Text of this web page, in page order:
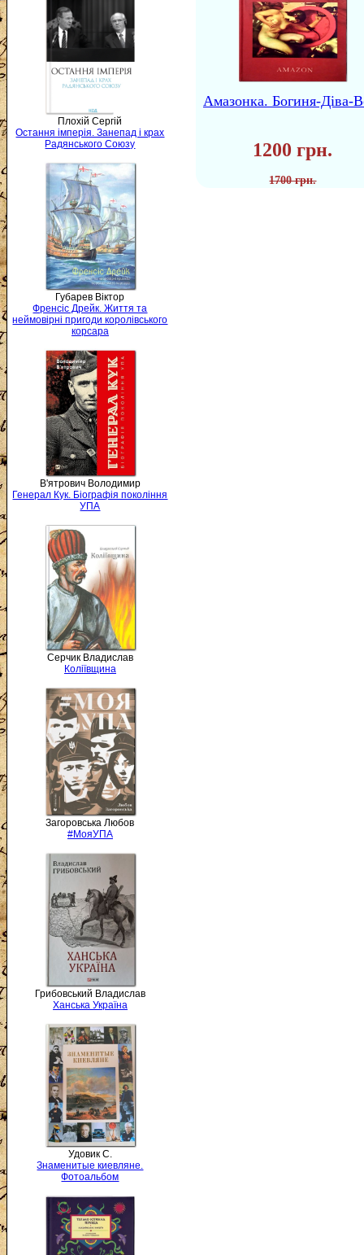
Плохій Сергій
Остання імперія. Занепад і крах
Радянського Союзу
Губарев Віктор
Френсіс Дрейк. Життя та
неймовірні пригоди королівського
корсара
В'ятрович Володимир
Генерал Кук. Біографія покоління
УПА
Серчик Владислав
Коліївщина
Загоровська Любов
#МояУПА
Грибовський Владислав
Ханська Україна
Удовик С.
Знаменитые киевляне.
Фотоальбом
Амазонка. Богиня-Діва-
1200 грн.
1700 грн.